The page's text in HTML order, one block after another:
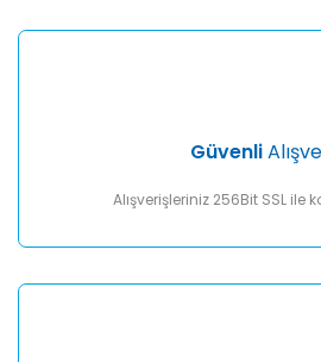
Yorum Yaz
Ürün fiyatı diğer sitelerden daha
Güvenli
Alışverişleriniz 256Bit SSL ile